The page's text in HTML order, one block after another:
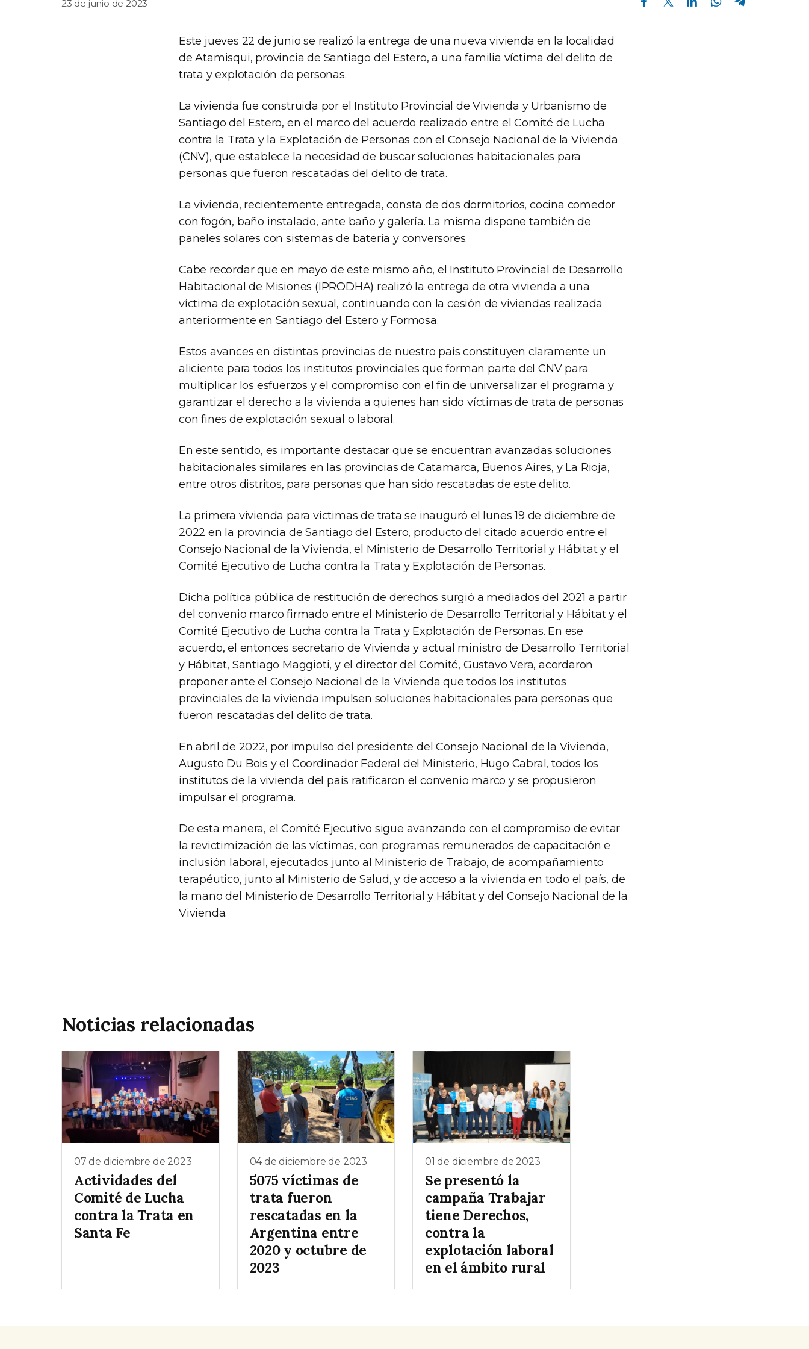
23 de junio de 2023
Este jueves 22 de junio se realizó la entrega de una nueva vivienda en la localidad
de Atamisqui, provincia de Santiago del Estero, a una familia víctima del delito de
trata y explotación de personas.
La vivienda fue construida por el Instituto Provincial de Vivienda y Urbanismo de
Santiago del Estero, en el marco del acuerdo realizado entre el Comité de Lucha
contra la Trata y la Explotación de Personas con el Consejo Nacional de la Vivienda
(CNV), que establece la necesidad de buscar soluciones habitacionales para
personas que fueron rescatadas del delito de trata.
La vivienda, recientemente entregada, consta de dos dormitorios, cocina comedor
con fogón, baño instalado, ante baño y galería. La misma dispone también de
paneles solares con sistemas de batería y conversores.
Cabe recordar que en mayo de este mismo año, el Instituto Provincial de Desarrollo
Habitacional de Misiones (IPRODHA) realizó la entrega de otra vivienda a una
víctima de explotación sexual, continuando con la cesión de viviendas realizada
anteriormente en Santiago del Estero y Formosa.
Estos avances en distintas provincias de nuestro país constituyen claramente un
aliciente para todos los institutos provinciales que forman parte del CNV para
multiplicar los esfuerzos y el compromiso con el fin de universalizar el programa y
garantizar el derecho a la vivienda a quienes han sido víctimas de trata de personas
con fines de explotación sexual o laboral.
En este sentido, es importante destacar que se encuentran avanzadas soluciones
habitacionales similares en las provincias de Catamarca, Buenos Aires, y La Rioja,
entre otros distritos, para personas que han sido rescatadas de este delito.
La primera vivienda para víctimas de trata se inauguró el lunes 19 de diciembre de
2022 en la provincia de Santiago del Estero, producto del citado acuerdo entre el
Consejo Nacional de la Vivienda, el Ministerio de Desarrollo Territorial y Hábitat y el
Comité Ejecutivo de Lucha contra la Trata y Explotación de Personas.
Dicha política pública de restitución de derechos surgió a mediados del 2021 a partir
del convenio marco firmado entre el Ministerio de Desarrollo Territorial y Hábitat y el
Comité Ejecutivo de Lucha contra la Trata y Explotación de Personas. En ese
acuerdo, el entonces secretario de Vivienda y actual ministro de Desarrollo Territorial
y Hábitat, Santiago Maggioti, y el director del Comité, Gustavo Vera, acordaron
proponer ante el Consejo Nacional de la Vivienda que todos los institutos
provinciales de la vivienda impulsen soluciones habitacionales para personas que
fueron rescatadas del delito de trata.
En abril de 2022, por impulso del presidente del Consejo Nacional de la Vivienda,
Augusto Du Bois y el Coordinador Federal del Ministerio, Hugo Cabral, todos los
institutos de la vivienda del país ratificaron el convenio marco y se propusieron
impulsar el programa.
De esta manera, el Comité Ejecutivo sigue avanzando con el compromiso de evitar
la revictimización de las víctimas, con programas remunerados de capacitación e
inclusión laboral, ejecutados junto al Ministerio de Trabajo, de acompañamiento
terapéutico, junto al Ministerio de Salud, y de acceso a la vivienda en todo el país, de
la mano del Ministerio de Desarrollo Territorial y Hábitat y del Consejo Nacional de la
Vivienda.
Noticias relacionadas
07 de diciembre de 2023
Actividades del
Comité de Lucha
contra la Trata en
Santa Fe
04 de diciembre de 2023
5075 víctimas de
trata fueron
rescatadas en la
Argentina entre
2020 y octubre de
2023
01 de diciembre de 2023
Se presentó la
campaña Trabajar
tiene Derechos,
contra la
explotación laboral
en el ámbito rural